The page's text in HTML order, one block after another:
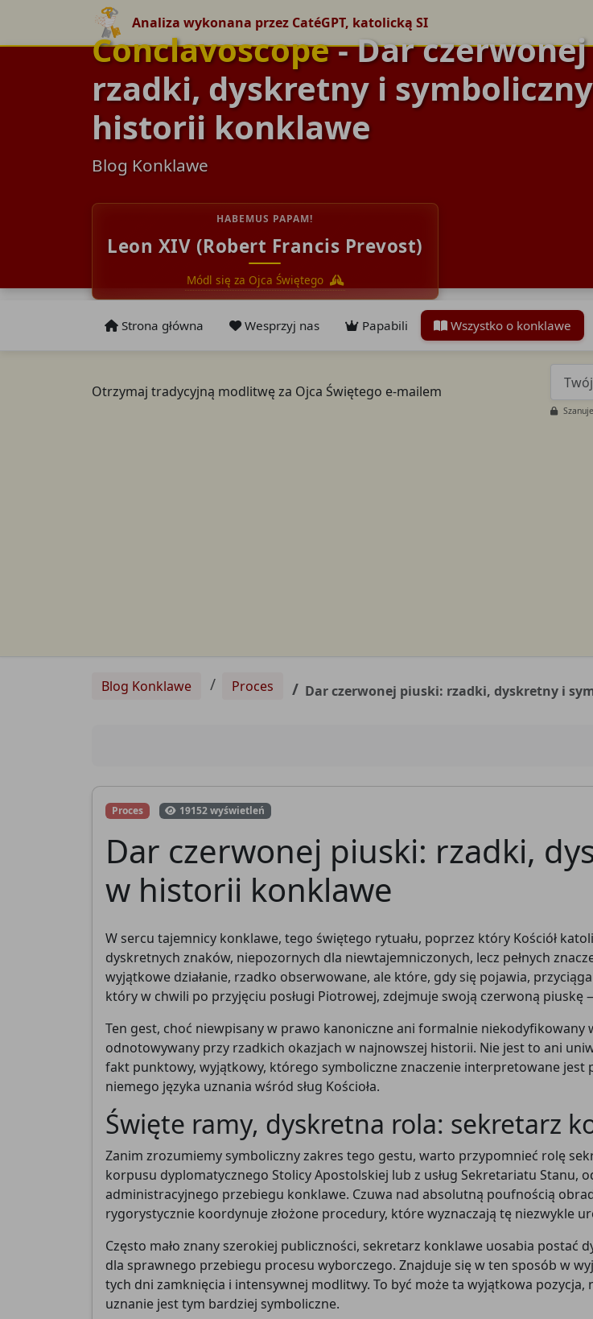
Analiza wykonana przez CatéGPT, katolicką SI
Conclavoscope- Dar
rzadki, dyskretny i
historii konklawe
Blog Konklawe
HABEMUS PAPAM!
Leon XIV (Robert Francis Prevost)
Módl się za Ojca Świętego
Strona główna Wesprzyj nas Papabili Wszystko o konklawe
Otrzymaj tradycyjną modlitwę za Ojca Świętego e-mailem
Blog Konklawe Proces Dar czerwonej piuski: rzadki, dyskretny i
Proces 19152 wyświetleń
Dar czerwonej piuski: rzadki,
w historii konklawe
W sercu tajemnicy konklawe, tego świętego rytuału, poprzez który Kościół
dyskretnych znaków, niepozornych dla niewtajemniczonych, lecz pełnych
wyjątkowe działanie, rzadko obserwowane, ale które, gdy się pojawia,
który w chwili po przyjęciu posługi Piotrowej, zdejmuje swoją czerwoną
Ten gest, choć niewpisany w prawo kanoniczne ani formalnie
odnotowywany przy rzadkich okazjach w najnowszej historii. Nie jest to ani
fakt punktowy, wyjątkowy, którego symboliczne znaczenie interpretowane
niemego języka uznania wśród sług Kościoła.
Święte ramy, dyskretna rola: sekretarz
Zanim zrozumiemy symboliczny zakres tego gestu, warto przypomnieć rolę
korpusu dyplomatycznego Stolicy Apostolskiej lub z usług Sekretariatu Stanu,
administracyjnego przebiegu konklawe. Czuwa nad absolutną poufnością
rygorystycznie koordynuje złożone procedury, które wyznaczają tę niezwykle
Często mało znany szerokiej publiczności, sekretarz konklawe uosabia postać
dla sprawnego przebiegu procesu wyborczego. Znajduje się w ten sposób w
tych dni zamknięcia i intensywnej modlitwy. To być może ta wyjątkowa
uznanie jest tym bardziej symboliczne.